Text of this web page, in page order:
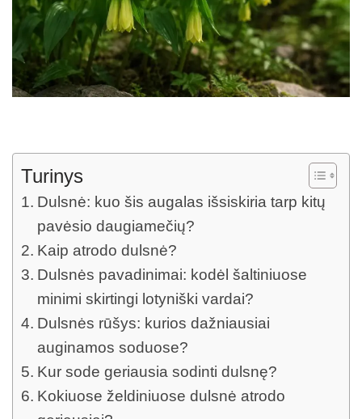
Turinys
Dulsnė: kuo šis augalas išsiskiria tarp kitų
pavėsio daugiamečių?
Kaip atrodo dulsnė?
Dulsnės pavadinimai: kodėl šaltiniuose
minimi skirtingi lotyniški vardai?
Dulsnės rūšys: kurios dažniausiai
auginamos soduose?
Kur sode geriausia sodinti dulsnę?
Kokiuose želdiniuose dulsnė atrodo